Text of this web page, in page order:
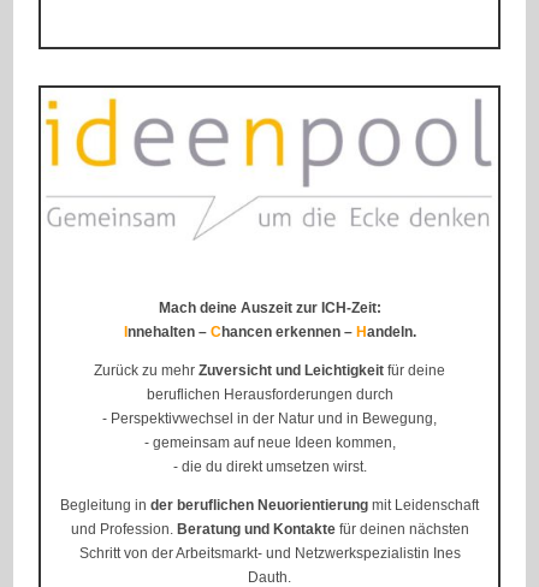
Mach deine Auszeit zur ICH-Zeit:
Innehalten – Chancen erkennen – Handeln.
Zurück zu mehr Zuversicht und Leichtigkeit für deine
beruflichen Herausforderungen durch
- Perspektivwechsel in der Natur und in Bewegung,
- gemeinsam auf neue Ideen kommen,
- die du direkt umsetzen wirst.
Begleitung in der beruflichen Neuorientierung mit Leidenschaft
und Profession. Beratung und Kontaktefür deinen nächsten
Schritt von der Arbeitsmarkt- und Netzwerkspezialistin Ines
Dauth.